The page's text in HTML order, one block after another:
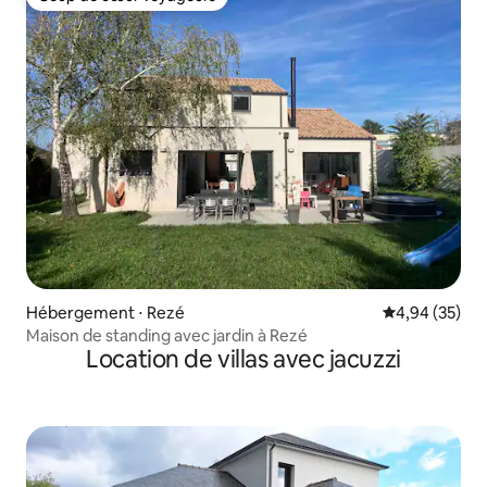
Coup de cœur voyageurs
Hébergement ⋅ Rezé Évaluation
4,94 (35)
Maison de standing avec jardin à Rezé
Location de villas avec jacuzzi